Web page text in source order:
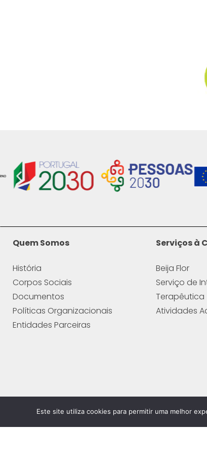
Quem Somos
História
Corpos Sociais
Documentos
Políticas Organizacionais
Entidades Parceiras
Serviços à
Beija Flor
Serviço de
Terapêutica
Atividades
Este site utiliza cookies para permitir uma melhor